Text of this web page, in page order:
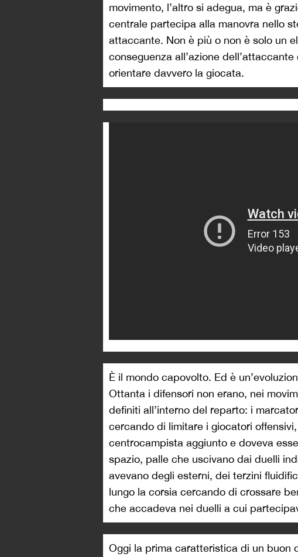
movimento, l’altro si adegua, ma è
centrale partecipa alla manovra nello
attaccante. Non è più o non è solo un
conseguenza all’azione
orientare davvero la giocata.
È il mondo capovolto. Ed è
Ottanta i difensori non erano, nei
definiti all’interno del reparto: i
cercando di limitare i giocatori
centrocampista aggiunto e doveva
spazio, palle che uscivano dai duelli
avevano degli esterni, dei terzini
lungo la corsia cercando di crossare
che accadeva nei duelli a cui
Oggi la prima caratteristica di un buon